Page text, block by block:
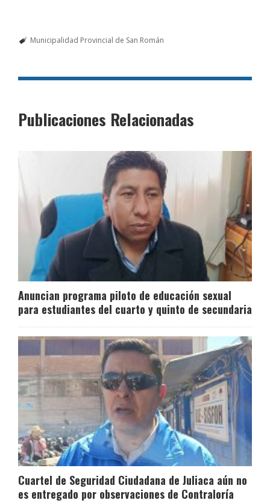
Municipalidad Provincial de San Román
Publicaciones Relacionadas
Anuncian programa piloto de educación sexual
para estudiantes del cuarto y quinto de secundaria
Cuartel de Seguridad Ciudadana de Juliaca aún no
es entregado por observaciones de Contraloría